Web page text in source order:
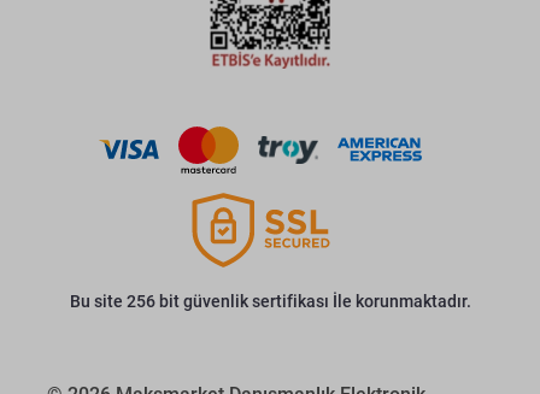
Bu site 256 bit güvenlik sertifikası İle korunmaktadır.